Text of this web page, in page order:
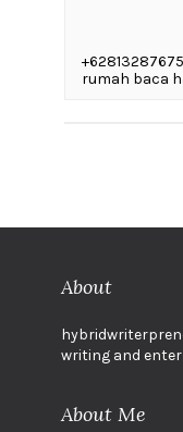
rumah baca
About
writing and
About Me